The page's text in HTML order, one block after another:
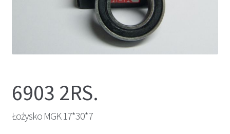
6903 2RS.
Łożysko MGK 17*30*7